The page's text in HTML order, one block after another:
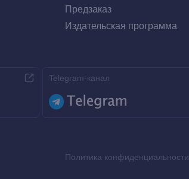
Политика конфиденциальности
Предзаказ
Издательская программа
Telegram-канал